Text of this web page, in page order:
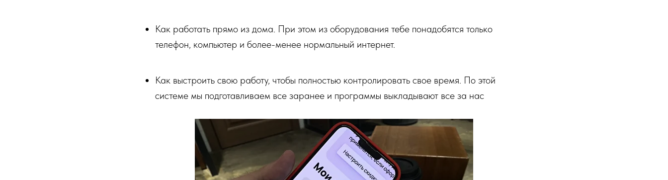
Как работать прямо из дома. При этом из оборудования тебе понадобятся только
телефон, компьютер и более-менее нормальный интернет.
Как выстроить свою работу, чтобы полностью контролировать свое время. По этой
системе мы подготавливаем все заранее и программы выкладывают все за нас